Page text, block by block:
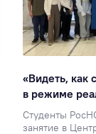
«Видеть, как
в режиме
Студенты
занятие в